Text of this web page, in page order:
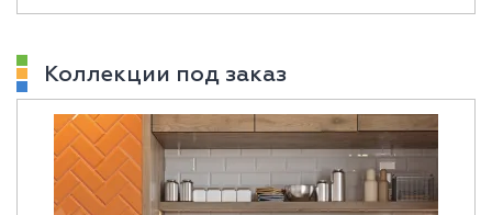
Коллекции под заказ